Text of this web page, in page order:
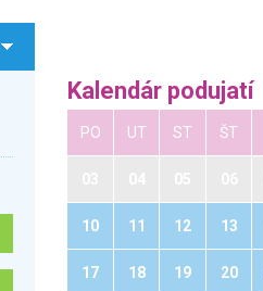
Kalendár podujatí
PO UT ST ŠT
10 11 12 13
17 18 19 20